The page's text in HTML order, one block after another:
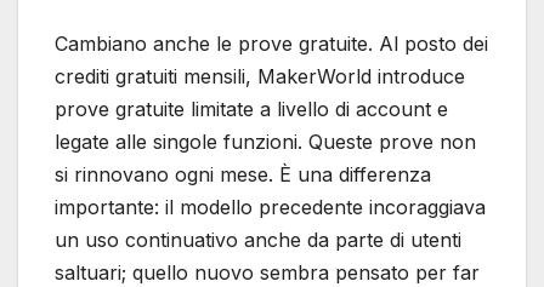
Cambiano anche le prove gratuite. Al posto dei
crediti gratuiti mensili, MakerWorld introduce
prove gratuite limitate a livello di account e
legate alle singole funzioni. Queste prove non
si rinnovano ogni mese. È una differenza
importante: il modello precedente incoraggiava
un uso continuativo anche da parte di utenti
saltuari; quello nuovo sembra pensato per far